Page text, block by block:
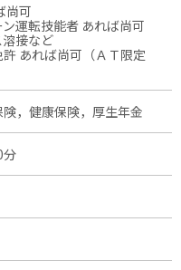
尚可
運転技能者 あれば尚可
接など
あれば尚可（ＡＴ限定
，健康保険，厚生年金
分